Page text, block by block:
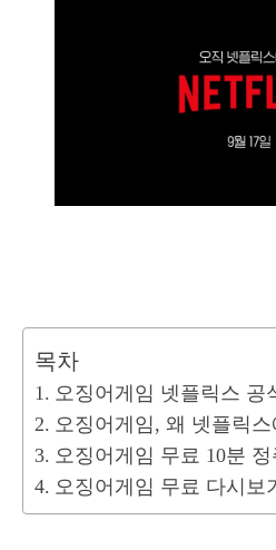
목차
오징어게임 넷플릭스 공
오징어게임, 왜 넷플릭
오징어게임 무료 10분
오징어게임 무료 다시보